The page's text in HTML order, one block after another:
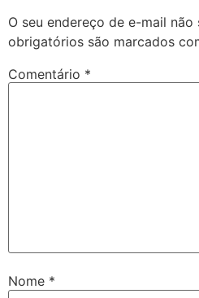
O seu endereço de e-mail não
obrigatórios são marcados
Comentário *
Nome *